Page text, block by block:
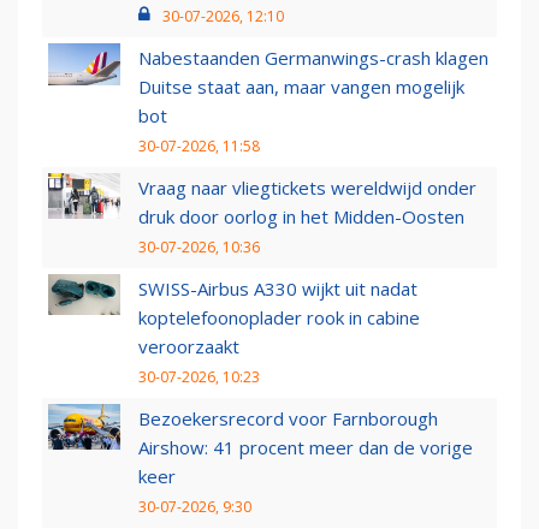
30-07-2026, 12:10
Nabestaanden Germanwings-crash klagen
Duitse staat aan, maar vangen mogelijk
bot
30-07-2026, 11:58
Vraag naar vliegtickets wereldwijd onder
druk door oorlog in het Midden-Oosten
30-07-2026, 10:36
SWISS-Airbus A330 wijkt uit nadat
koptelefoonoplader rook in cabine
veroorzaakt
30-07-2026, 10:23
Bezoekersrecord voor Farnborough
Airshow: 41 procent meer dan de vorige
keer
30-07-2026, 9:30